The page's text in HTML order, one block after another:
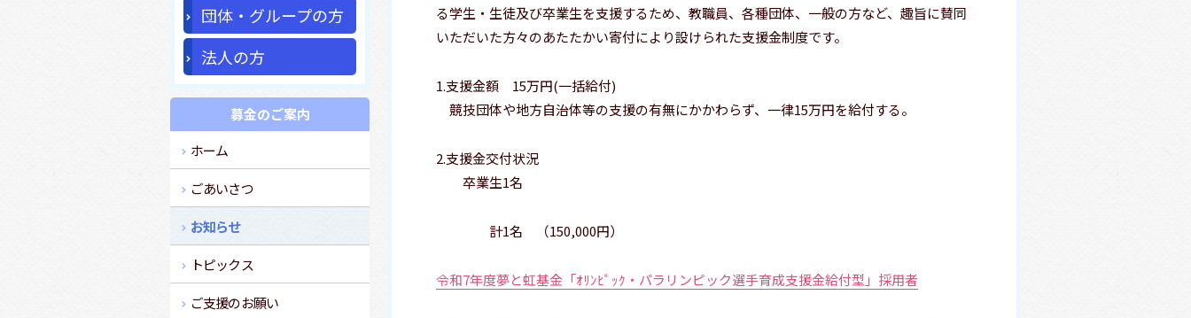
団体・グループの方
法人の方
募金のご案内
ホーム
ごあいさつ
お知らせ
トピックス
ご支援のお願い
る学生・生徒及び卒業生を支援するため、教職員、各種団体、一般の方など、趣旨に賛同
いただいた方々のあたたかい寄付により設けられた支援金制度です。
1.支援金額 15万円(一括給付)
競技団体や地方自治体等の支援の有無にかかわらず、一律15万円を給付する。
2.支援金交付状況
卒業生1名
計1名 （150,000円）
令和7年度夢と虹基金「ｵﾘﾝﾋﾟｯｸ・パラリンピック選手育成支援金給付型」採用者